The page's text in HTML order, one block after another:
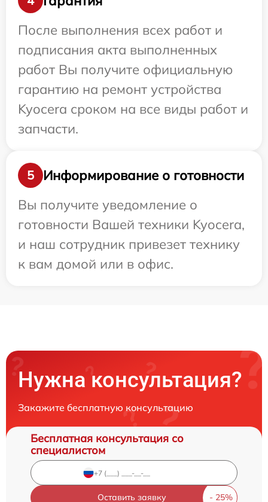
После выполнения всех работ и
подписания акта выполненных
работ Вы получите официальную
гарантию на ремонт устройства
Kyocera сроком на все виды работ и
запчасти.
5
Информирование о готовности
Вы получите уведомление о
готовности Вашей техники Kyocera,
и наш сотрудник привезет технику
к вам домой или в офис.
Нужна консультация?
Закажите бесплатную консультацию
Бесплатная консультация со
специалистом
Оставить заявку